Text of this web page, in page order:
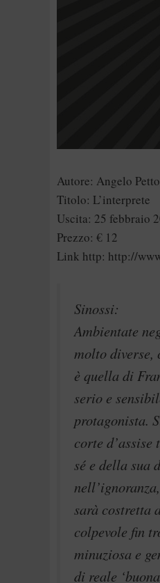
Autore: Angelo
Titolo: L’interprete
Uscita: 25 febbraio
Prezzo: € 12
Link http: http://
Sinossi:
Ambientate
molto
è quella di
serio e
protagonista.
corte
sé e della sua
sarà costretta
colpevole fin
minuziosa e
di reale